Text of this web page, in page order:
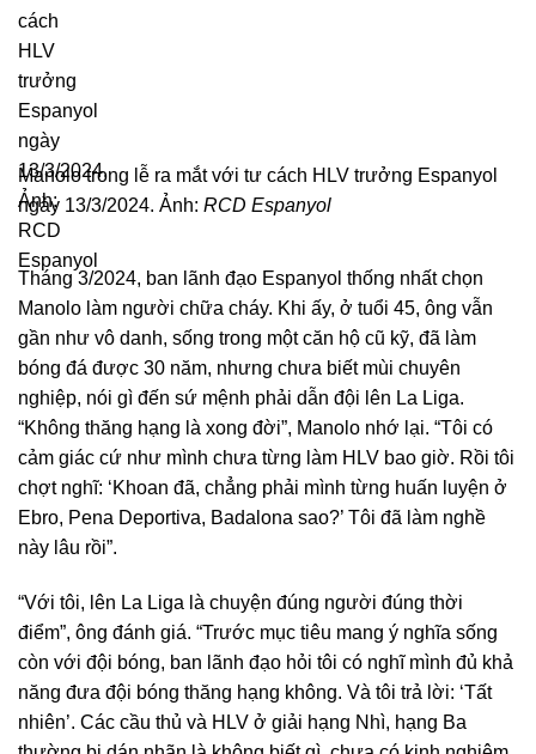
Manolo trong lễ ra mắt với tư cách HLV trưởng Espanyol
ngày 13/3/2024. Ảnh: RCD Espanyol
Tháng 3/2024, ban lãnh đạo Espanyol thống nhất chọn
Manolo làm người chữa cháy. Khi ấy, ở tuổi 45, ông vẫn
gần như vô danh, sống trong một căn hộ cũ kỹ, đã làm
bóng đá được 30 năm, nhưng chưa biết mùi chuyên
nghiệp, nói gì đến sứ mệnh phải dẫn đội lên La Liga.
“Không thăng hạng là xong đời”, Manolo nhớ lại. “Tôi có
cảm giác cứ như mình chưa từng làm HLV bao giờ. Rồi tôi
chợt nghĩ: ‘Khoan đã, chẳng phải mình từng huấn luyện ở
Ebro, Pena Deportiva, Badalona sao?’ Tôi đã làm nghề
này lâu rồi”.
“Với tôi, lên La Liga là chuyện đúng người đúng thời
điểm”, ông đánh giá. “Trước mục tiêu mang ý nghĩa sống
còn với đội bóng, ban lãnh đạo hỏi tôi có nghĩ mình đủ khả
năng đưa đội bóng thăng hạng không. Và tôi trả lời: ‘Tất
nhiên’. Các cầu thủ và HLV ở giải hạng Nhì, hạng Ba